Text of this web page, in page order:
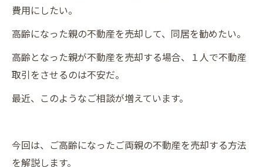
費用にしたい。
高齢になった親の不動産を売却して、同居を勧めたい。
高齢となった親が不動産を売却する場合、１人で不動産
取引をさせるのは不安だ。
最近、このようなご相談が増えています。
今回は、ご高齢になったご両親の不動産を売却する方法
を解説します。